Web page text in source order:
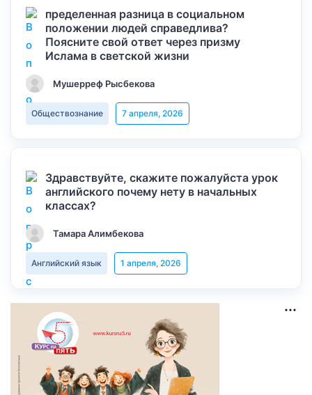
пределенная разница в социальном
положении людей справедлива?
Поясните свой ответ через призму
Ислама в светской жизни
Мушерреф Рысбекова
Обществознание 7 апреля, 2026
Здравствуйте, скажите пожалуйста урок
английского почему нету в начальных
классах?
Тамара Алимбекова
Английский язык 1 апреля, 2026